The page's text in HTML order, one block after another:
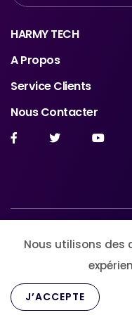
Nous utilisons des
J’ACCEPTE
HARMY TECH
A Propos
Service Clients
Nous Contacter
Accueil